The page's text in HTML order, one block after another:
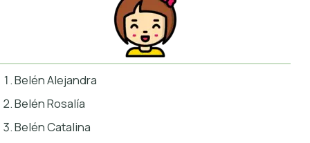
Belén Alejandra
Belén Rosalía
Belén Catalina